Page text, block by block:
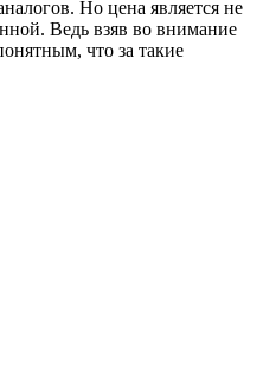
Но цена является не
Ведь взяв во внимание
что за такие